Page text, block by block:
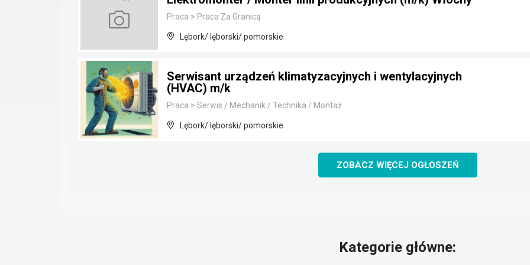
Praca > Praca Za Granicą
Lębork/ lęborski/ pomorskie
Serwisant urządzeń klimatyzacyjnych i wentylacyjnych
(HVAC) m/k
Praca > Serwis / Mechanik / Technika / Montaż
Lębork/ lęborski/ pomorskie
ZOBACZ WIĘCEJ OGŁOSZEŃ
Kategorie główne: